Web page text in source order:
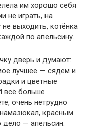
им хорошо себя
не играть, на
выходить, котёнка
по апельсину.
дверь и думают:
лучшее — сядем и
и цветные
всё больше
очень нетрудно
красным
— апельсин.